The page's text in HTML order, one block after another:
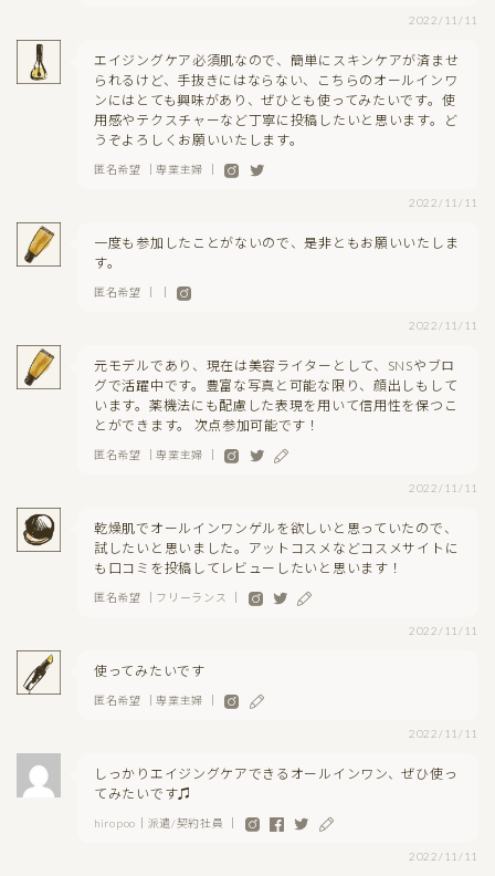
2022/11/11
エイジングケア必須肌なので、簡単にスキンケアが済ませ
られるけど、手抜きにはならない、こちらのオールインワ
ンにはとても興味があり、ぜひとも使ってみたいです。使
用感やテクスチャーなど丁寧に投稿したいと思います。ど
うぞよろしくお願いいたします。
匿名希望 ｜専業主婦 ｜
2022/11/11
一度も参加したことがないので、是非ともお願いいたしま
す。
匿名希望 ｜ ｜
2022/11/11
元モデルであり、現在は美容ライターとして、SNSやブロ
グで活躍中です。豊富な写真と可能な限り、顔出しもして
います。薬機法にも配慮した表現を用いて信用性を保つこ
とができます。 次点参加可能です！
匿名希望 ｜専業主婦 ｜
2022/11/11
乾燥肌でオールインワンゲルを欲しいと思っていたので、
試したいと思いました。アットコスメなどコスメサイトに
も口コミを投稿してレビューしたいと思います！
匿名希望 ｜フリーランス ｜
2022/11/11
使ってみたいです
匿名希望 ｜専業主婦 ｜
2022/11/11
しっかりエイジングケアできるオールインワン、ぜひ使っ
てみたいです♫
hiropoo｜派遣/契約社員 ｜
2022/11/11